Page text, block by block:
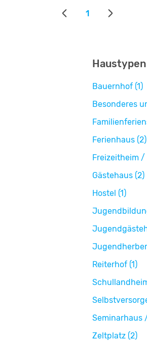
1
Bauernhof (1)
Besonderes
Ferienhaus (2)
Freizeitheim /
Gästehaus (2)
Hostel (1)
Reiterhof (1)
Seminarhaus
Zeltplatz (2)